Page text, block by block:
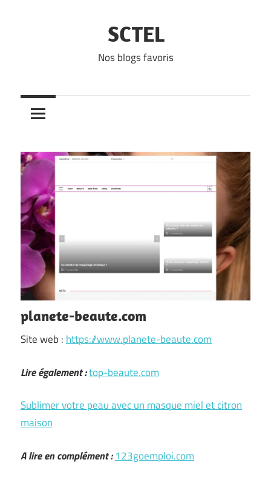
SCTEL
Nos blogs favoris
planete-beaute.com
Site web : https://www.planete-beaute.com
Lire également :top-beaute.com
Sublimer votre peau avec un masque miel et citron
maison
A lire en complément : 123goemploi.com